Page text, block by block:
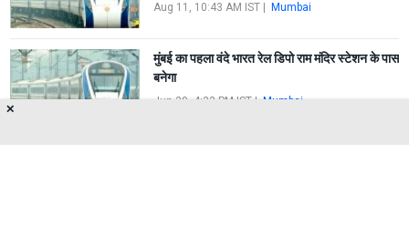
Aug 11, 10:43 AM IST| Mumbai
मुंबई का पहला वंदे भारत रेल डिपो राम मंदिर स्टेशन के पास
बनेगा
Jun 30, 4:33 PM IST| Mumbai
✕